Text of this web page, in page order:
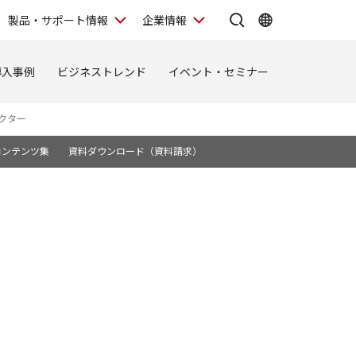
製品・サポート情報 企業情報
事例 ビジネストレンド イベント・セミナー
ター
テンツ集 資料ダウンロード（資料請求）